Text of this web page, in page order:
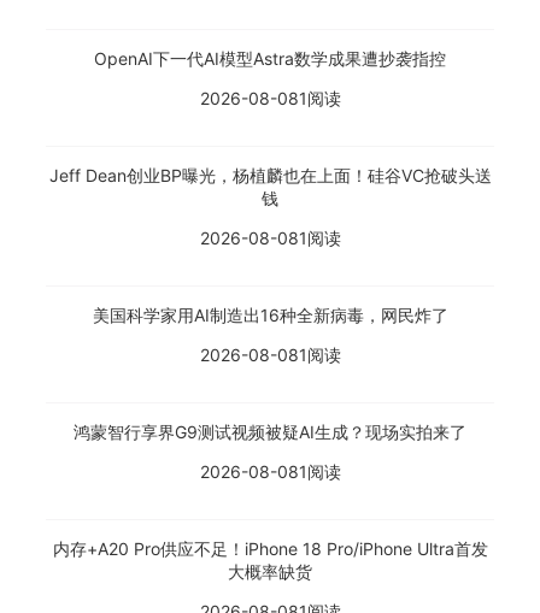
OpenAI下一代AI模型Astra数学成果遭抄袭指控
2026-08-081阅读
Jeff Dean创业BP曝光，杨植麟也在上面！硅谷VC抢破头送
钱
2026-08-081阅读
美国科学家用AI制造出16种全新病毒，网民炸了
2026-08-081阅读
鸿蒙智行享界G9测试视频被疑AI生成？现场实拍来了
2026-08-081阅读
内存+A20 Pro供应不足！iPhone 18 Pro/iPhone Ultra首发
大概率缺货